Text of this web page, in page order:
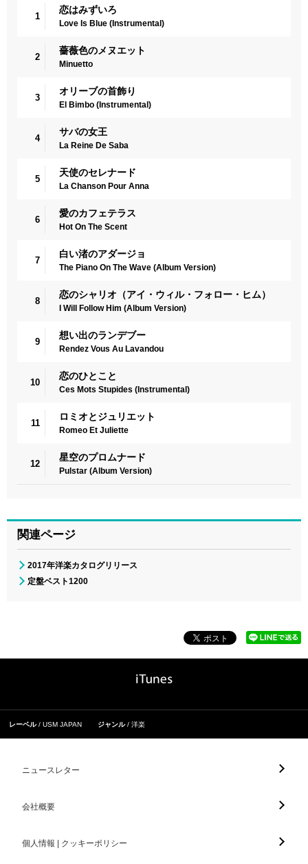
1
恋はみずいろ
Love Is Blue (Instrumental)
2
薔薇色のメヌエット
Minuetto
3
オリーブの首飾り
El Bimbo (Instrumental)
4
サバの女王
La Reine De Saba
5
天使のセレナード
La Chanson Pour Anna
6
愛のカフェテラス
Hot On The Scent
7
白い渚のアダージョ
The Piano On The Wave (Album Version)
8
恋のシャリオ（アイ・ウィル・フォロー・ヒム）
I Will Follow Him (Album Version)
9
想い出のランデブー
Rendez Vous Au Lavandou
10
恋のひとこと
Ces Mots Stupides (Instrumental)
11
ロミオとジュリエット
Romeo Et Juliette
12
星空のプロムナード
Pulstar (Album Version)
関連ページ
2017年洋楽カタログリリース
定盤ベスト1200
レーベル USM JAPAN ジャンル 洋楽
ニュースレター
会社概要
個人情報 | クッキーポリシー